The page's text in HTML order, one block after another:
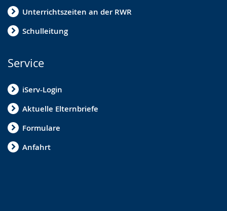
Unterrichtszeiten an der RWR
Schulleitung
Service
iServ-Login
Aktuelle Elternbriefe
Formulare
Anfahrt